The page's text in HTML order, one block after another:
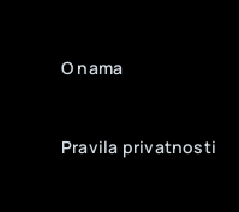
O nama
Pravila privatnosti